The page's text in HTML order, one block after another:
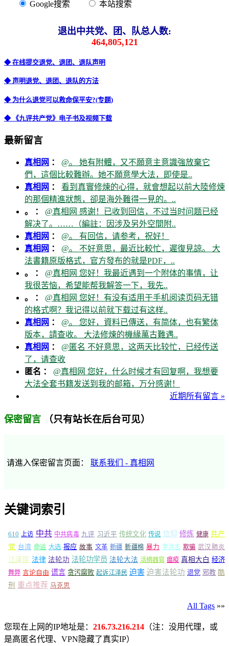
Google搜索 本站搜索
退出中共党、团、队总人数:
464,805,121
◆ 在线提交退党、退团、退队声明
◆ 声明退党、退团、退队的方法
◆ 为什么退党可以救命保平安?(专题)
◆ 《九评共产党》电子书及视频下载
最新留言
真相网 ： @。 她有附體，又不願意主意識強放棄它
們，這個比較難辦。她不願意學大法，即使是..
真相网 ： 看到真實修煉的心得，就會想起以前大陸修煉
的那個精進狀態，卻是海外難得一見的。..
。 ： @真相网 感谢！已收到回信，不过当时问题已经
解决了。……（編註：因涉及另外空間附..
真相网 ： @。 有回信，请参考，祝好！
真相网 ： @。 不好意思，最近比較忙，遲復見諒。 大
法書籍原版格式，官方發布的就是PDF，..
。 ： @真相网 您好！我最近遇到一个附体的事情，让
我很苦恼，希望能帮我解答一下，我先..
。 ： @真相网 您好！有没有适用于手机阅读页码无错
的格式啊？我记得以前就下载过有这样..
真相网 ： @。 您好，資料已傳送，有简体，也有繁体
版本，請查收。 大法修煉的機緣萬古難遇..
真相网 ： @匿名 不好意思，这两天比较忙，已经传送
了，请查收
匿名 ： @真相网 您好，什么时候才有回复啊，我想要
大法全套书籍发送到我的邮箱，万分感谢！
近期所有留言 »
保密留言 （只有站长在后台可见）
请進入保密留言页面： 联系我们 - 真相网
关键词索引
610 上访 中共 中共病毒 九评 习近平 传统文化 传说 信仰 修炼 健康 共产
党 台湾 命运 大选 报应 故事 文革 新疆 新疆棉 暴力 李洪志 欺骗 武汉肺炎
江泽民 法律 法轮功 法轮功学员 法轮大法 活摘器官 瘟疫 真相大白 经济
舞弊 言论自由 谎言 贪污腐败 起诉江泽民 迫害 迫害法轮功 退党 邪教 酷
刑 重点推荐 马克思
All Tags »»
您现在上网的IP地址是： 216.73.216.214 （注：没用代理，或
是高匿名代理、VPN隐藏了真实IP）